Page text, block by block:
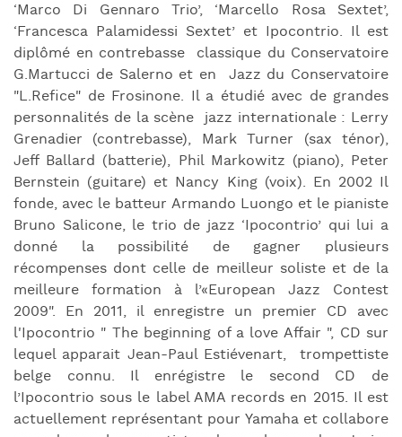
‘Marco Di Gennaro Trio’, ‘Marcello Rosa Sextet’,
‘Francesca Palamidessi Sextet’ et Ipocontrio. Il est
diplômé en contrebasse classique du Conservatoire
G.Martucci de Salerno et en Jazz du Conservatoire
"L.Refice" de Frosinone. Il a étudié avec de grandes
personnalités de la scène jazz internationale : Lerry
Grenadier (contrebasse), Mark Turner (sax ténor),
Jeff Ballard (batterie), Phil Markowitz (piano), Peter
Bernstein (guitare) et Nancy King (voix). En 2002 Il
fonde, avec le batteur Armando Luongo et le pianiste
Bruno Salicone, le trio de jazz ‘Ipocontrio’ qui lui a
donné la possibilité de gagner plusieurs
récompenses dont celle de meilleur soliste et de la
meilleure formation à l’«European Jazz Contest
2009". En 2011, il enregistre un premier CD avec
l'Ipocontrio " The beginning of a love Affair ", CD sur
lequel apparait Jean-Paul Estiévenart, trompettiste
belge connu. Il enrégistre le second CD de
l’Ipocontrio sous le label AMA records en 2015. Il est
actuellement représentant pour Yamaha et collabore